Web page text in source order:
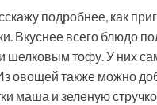
подробнее, как
Вкуснее всего блюдо
шелковым тофу. У них
овощей также можно
маша и зеленую